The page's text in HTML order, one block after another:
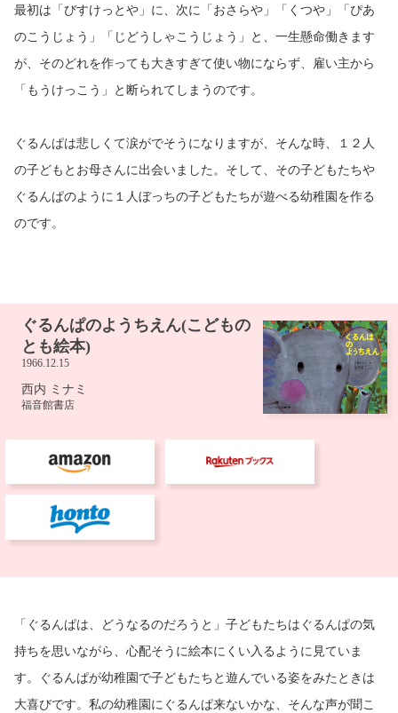
最初は「びすけっとや」に、次に「おさらや」「くつや」「ぴあ
のこうじょう」「じどうしゃこうじょう」と、一生懸命働きます
が、そのどれを作っても大きすぎて使い物にならず、雇い主から
「もうけっこう」と断られてしまうのです。
ぐるんぱは悲しくて涙がでそうになりますが、そんな時、１２人
の子どもとお母さんに出会いました。そして、その子どもたちや
ぐるんぱのように１人ぼっちの子どもたちが遊べる幼稚園を作る
のです。
「ぐるんぱは、どうなるのだろうと」子どもたちはぐるんぱの気
持ちを思いながら、心配そうに絵本にくい入るように見ていま
す。ぐるんぱが幼稚園で子どもたちと遊んでいる姿をみたときは
大喜びです。私の幼稚園にぐるんぱ来ないかな、そんな声が聞こ